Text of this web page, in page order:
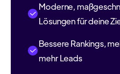
Moderne,
Lösungen für deine
Bessere Rankings,
mehr Leads